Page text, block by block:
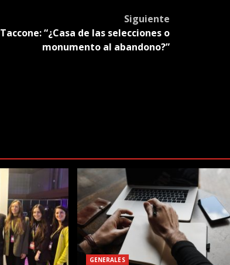
Siguiente
Taccone: “¿Casa de las selecciones o
monumento al abandono?”
GENERALES